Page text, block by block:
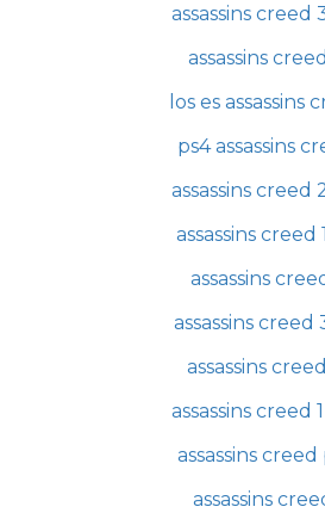
assassins creed
assassins
los es assassins
ps4 assassins
assassins creed
assassins creed
assassins
assassins creed
assassins
assassins creed
assassins creed
assassins